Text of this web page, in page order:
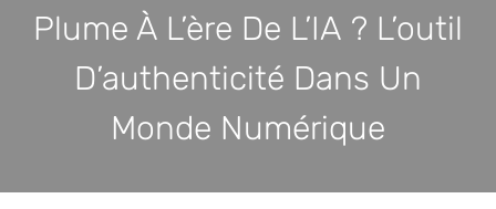
Plume À L’ère De L’IA ? L’outil
D’authenticité Dans Un
Monde Numérique